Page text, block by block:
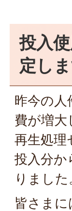
投入
定しま
昨今の人
費が増大
再生処理
投入分か
りました
皆さま